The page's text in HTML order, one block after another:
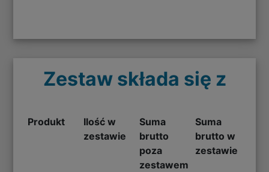
Zestaw składa się z
Produkt
Ilość w
zestawie
Suma
brutto
poza
zestawem
Suma
brutto w
zestawie